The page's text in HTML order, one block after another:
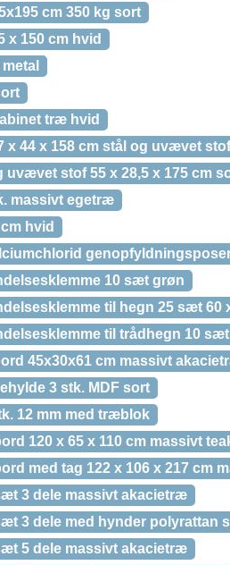
cm 350 kg sort
x 150 cm hvid
træ hvid
x 44 x 158 cm stål og uvævet stof
uvævet stof 55 x 28,5 x 175 cm
massivt egetræ
hvid
10 sæt grøn
til hegn 25 sæt 60
til trådhegn 10
45x30x61 cm massivt
3 stk. MDF sort
12 mm med træblok
120 x 65 x 110 cm massivt
med tag 122 x 106 x 217 cm
3 dele massivt akacietræ
3 dele med hynder polyrattan
5 dele massivt akacietræ